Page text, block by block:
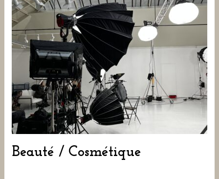
Beauté / Cosmétique